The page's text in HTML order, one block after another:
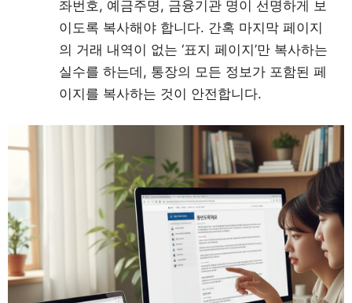
좌번호, 예금주명, 금융기관 명이 선명하게 보
이도록 복사해야 합니다. 간혹 마지막 페이지
의 거래 내역이 없는 ‘표지 페이지’만 복사하는
실수를 하는데, 통장의 모든 정보가 포함된 페
이지를 복사하는 것이 안전합니다.